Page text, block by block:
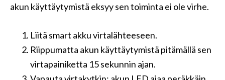
akun käyttäytymistä eksyy sen toiminta ei ole virhe.
Liitä smart akku virtalähteeseen.
Riippumatta akun käyttäytymistä pitämällä sen
virtapainiketta 15 sekunnin ajan.